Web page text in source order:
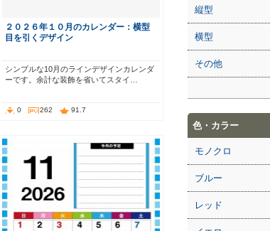
２０２６年１０月のカレンダー：横型
目を引くデザイン
シンプルな10月のラインデザインカレンダ
ーです。余計な装飾を省いてスタイ…
0 262 91.7
縦型
横型
その他
色・カラー
モノクロ
ブルー
レッド